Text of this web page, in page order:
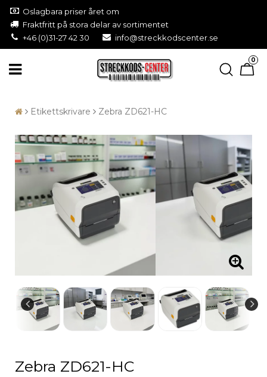
Oslagbara priser året om
Fraktfritt på stora delar av sortimentet
+46 (0)31-27 42 30
info@streckkodscenter.se
0
Etikettskrivare Zebra ZD621-HC
Zebra ZD621-HC